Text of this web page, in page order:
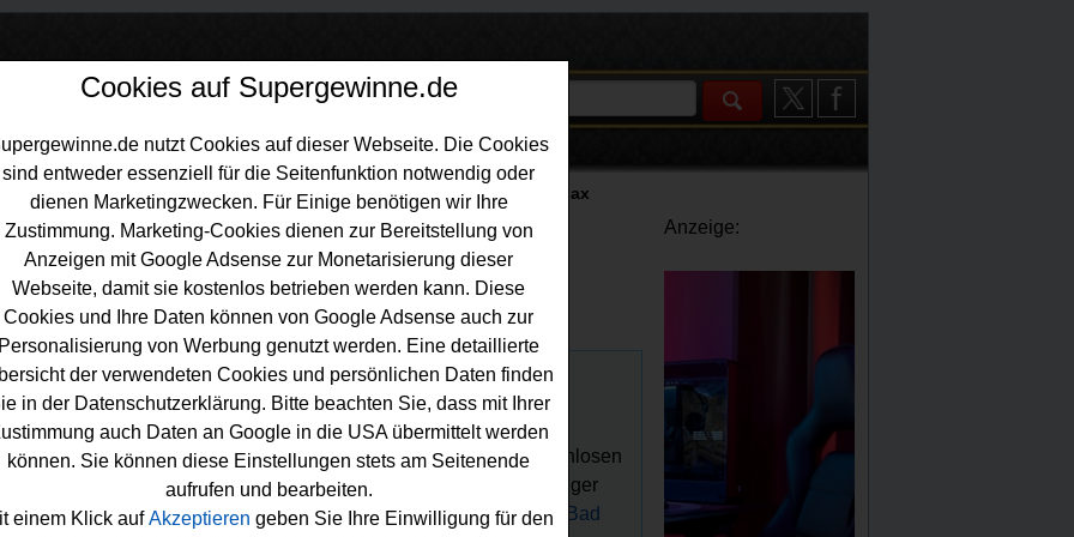
Gewinnspiele Freikarten Gewinnspiele >NDR Gewinnspiel - Max
Tickets gewinnen
Gewinnspiel - Max Giesinger Tickets
Max GiesingerTickets gewinnenmöchte, sollte bei diesem kostenlosen
mitmachen. NDR 2 verlost Freikarten für das Max Giesinger
am 5. Februar 2026 im Kleinen Theater am Markt in Wahlstedt bei
Bad
Anzeige:
Cookies auf Supergewinne.de
nutzt Cookies auf dieser Webseite. Die Cookies
sind entweder essenziell für die Seitenfunktion notwendig oder
dienen Marketingzwecken. Für Einige benötigen wir Ihre
Zustimmung. Marketing-Cookies dienen zur Bereitstellung von
Anzeigen mit Google Adsense zur Monetarisierung dieser
Webseite, damit sie kostenlos betrieben werden kann. Diese
Cookies und Ihre Daten können von Google Adsense auch zur
Personalisierung von Werbung genutzt werden. Eine detaillierte
der verwendeten Cookies und persönlichen Daten finden
in der Datenschutzerklärung. Bitte beachten Sie, dass mit Ihrer
auch Daten an Google in die USA übermittelt werden
können. Sie können diese Einstellungen stets am Seitenende
aufrufen und bearbeiten.
einem Klick aufAkzeptieren geben Sie Ihre Einwilligung für den